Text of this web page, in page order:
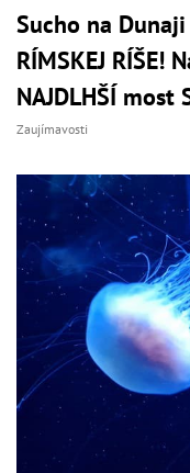
Sucho na
RÍMSKEJ RÍŠE!
NAJDLHŠÍ most
Zaujímavosti